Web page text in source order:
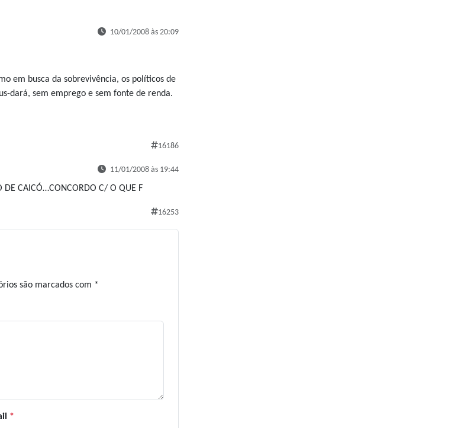
10/01/2008 às 20:09
em busca da sobrevivência, os políticos de
dará, sem emprego e sem fonte de renda.
16186
11/01/2008 às 19:44
DE CAICÓ…CONCORDO C/ O QUE F
16253
são marcados com *
*